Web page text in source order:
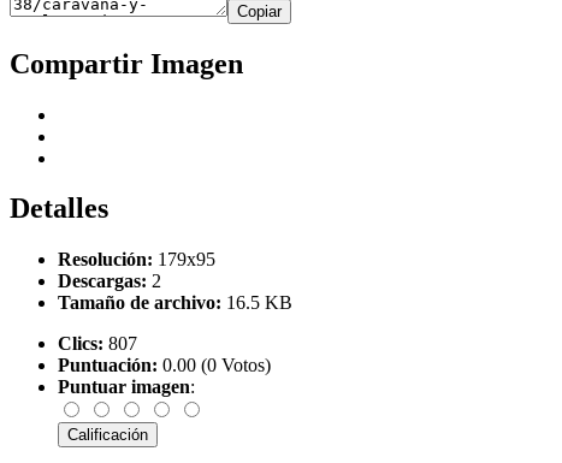
Copiar
Compartir Imagen
Detalles
Resolución: 179x95
Descargas: 2
Tamaño de archivo: 16.5 KB
Clics: 807
Puntuación: 0.00 (0 Votos)
Puntuar imagen: